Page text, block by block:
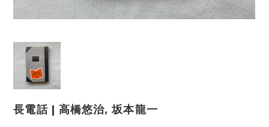
長電話 | 高橋悠治, 坂本龍一